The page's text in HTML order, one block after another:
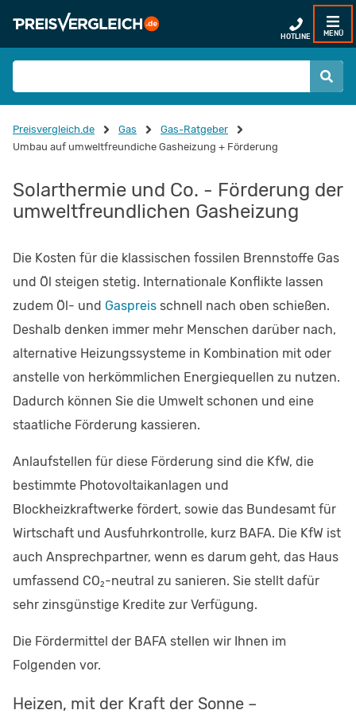
HOTLINE MENÜ
Preisvergleich.de Gas
Gas-Ratgeber
Umbau auf umweltfreundiche Gasheizung + Förderung
Solarthermie und Co. - Förderung der
umweltfreundlichen Gasheizung
Die Kosten für die klassischen fossilen Brennstoffe Gas
und Öl steigen stetig. Internationale Konflikte lassen
zudem Öl- und Gaspreis schnell nach oben schießen.
Deshalb denken immer mehr Menschen darüber nach,
alternative Heizungssysteme in Kombination mit oder
anstelle von herkömmlichen Energiequellen zu nutzen.
Dadurch können Sie die Umwelt schonen und eine
staatliche Förderung kassieren.
Anlaufstellen für diese Förderung sind die KfW, die
bestimmte Photovoltaikanlagen und
Blockheizkraftwerke fördert, sowie das Bundesamt für
Wirtschaft und Ausfuhrkontrolle, kurz BAFA. Die KfW ist
auch Ansprechpartner, wenn es darum geht, das Haus
umfassend CO₂-neutral zu sanieren. Sie stellt dafür
sehr zinsgünstige Kredite zur Verfügung.
Die Fördermittel der BAFA stellen wir Ihnen im
Folgenden vor.
Heizen, mit der Kraft der Sonne –